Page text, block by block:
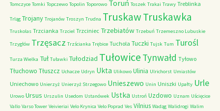
Tomczyce Tomki Topczewo Topolin Toporowo Toruń Toszek Trakai Trawy Treblinka
Trląg Trojany Trojanów Troszyn Trudna TruskawTruskawka
Truskolas Trzcianka Trzciel Trzciniec Trzebiatów Trzebuń Trzemeszno Lubuskie
Trzygłów Trzęsacz Trzścianka Trębice Tuchola Tuczki Tujsk Tum Turośl
Turza Wielka Tuł Tuławki Tułodziad Tułowice Tynwałd Tyłowo
Tłuchowo Tłuszcz Uchacze Udryn Ukta Ulikowo Ulinia Ulrichorst Umiastów
Uniechowo Unierzyż Unierzyż Strzegowo Unieszewo Unin Uniszki Upałty Urle
Urowo Ursus Urszulin Usedom Ustanówek Ustka Ustroń Uzdowo Uznam Uścięcice
Vallo Varso Tower Veivieriai Velo Krynica Velo Poprad Ves Vilnius Wadąg Walidrogi Walim